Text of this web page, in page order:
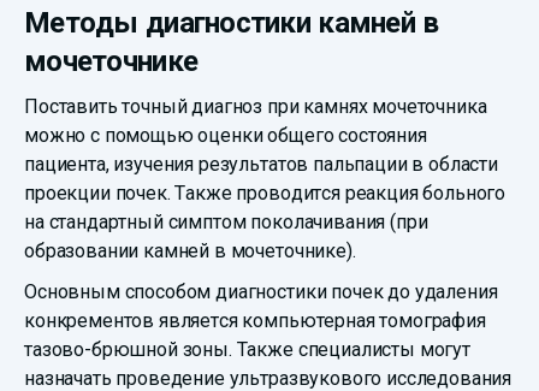
Методы диагностики камней в
мочеточнике
Поставить точный диагноз при камнях мочеточника
можно с помощью оценки общего состояния
пациента, изучения результатов пальпации в области
проекции почек. Также проводится реакция больного
на стандартный симптом поколачивания (при
образовании камней в мочеточнике).
Основным способом диагностики почек до удаления
конкрементов является компьютерная томография
тазово-брюшной зоны. Также специалисты могут
назначать проведение ультразвукового исследования